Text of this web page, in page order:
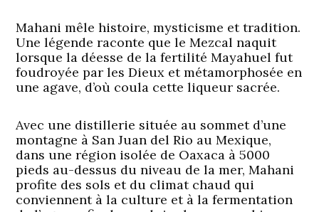
Mahani mêle histoire, mysticisme et tradition.
Une légende raconte que le Mezcal naquit
lorsque la déesse de la fertilité Mayahuel fut
foudroyée par les Dieux et métamorphosée en
une agave, d’où coula cette liqueur sacrée.
Avec une distillerie située au sommet d’une
montagne à San Juan del Rio au Mexique,
dans une région isolée de Oaxaca à 5000
pieds au-dessus du niveau de la mer, Mahani
profite des sols et du climat chaud qui
conviennent à la culture et à la fermentation